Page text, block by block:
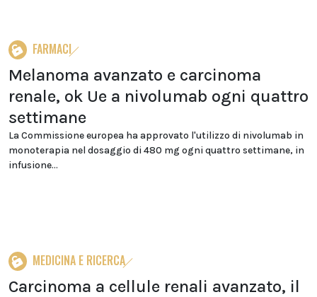
FARMACI
Melanoma avanzato e carcinoma
renale, ok Ue a nivolumab ogni quattro
settimane
La Commissione europea ha approvato l'utilizzo di nivolumab in
monoterapia nel dosaggio di 480 mg ogni quattro settimane, in
infusione...
MEDICINA E RICERCA
Carcinoma a cellule renali avanzato, il